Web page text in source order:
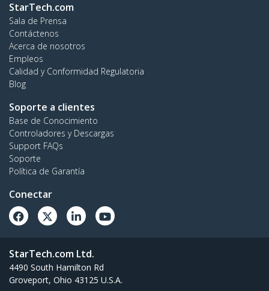
StarTech.com
Sala de Prensa
Contáctenos
Acerca de nosotros
Empleos
Calidad y Conformidad Regulatoria
Blog
Soporte a clientes
Base de Conocimiento
Controladores y Descargas
Support FAQs
Soporte
Política de Garantía
Conectar
StarTech.com Ltd.
4490 South Hamilton Rd
Groveport, Ohio 43125 U.S.A.